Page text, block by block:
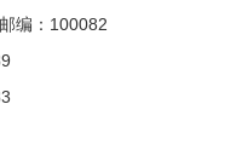
编：100082